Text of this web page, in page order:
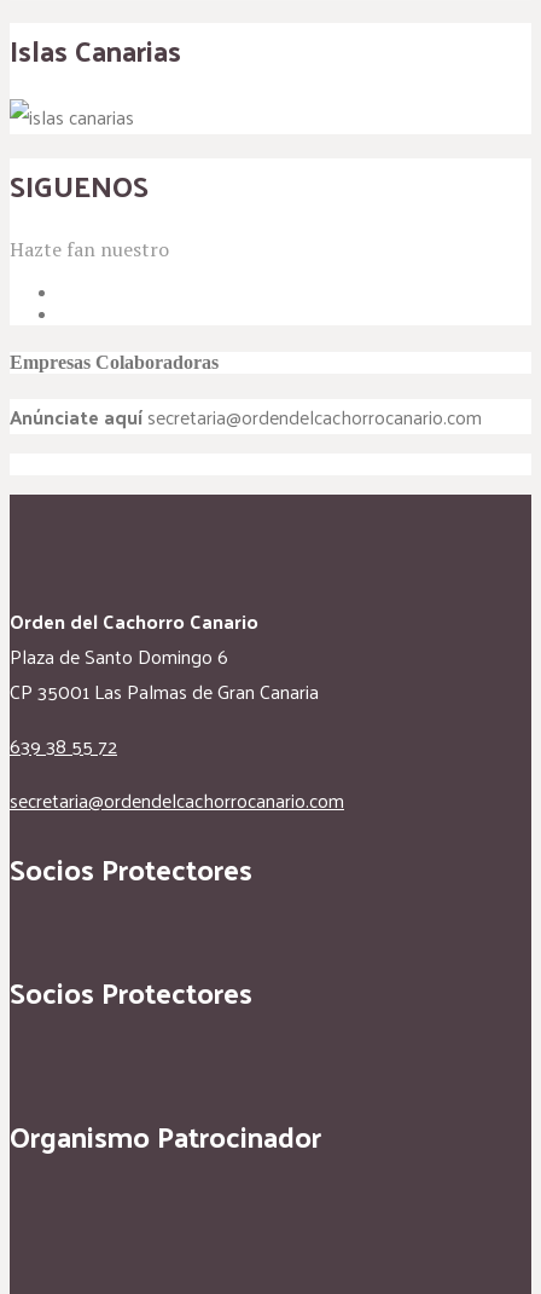
Islas Canarias
SIGUENOS
Hazte fan nuestro
Empresas Colaboradoras
Anúnciate aquísecretaria@ordendelcachorrocanario.com
Orden del Cachorro Canario
Plaza de Santo Domingo 6
CP 35001 Las Palmas de Gran Canaria
639 38 55 72
secretaria@ordendelcachorrocanario.com
Socios Protectores
Socios Protectores
Organismo Patrocinador